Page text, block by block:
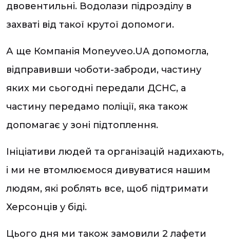
двовентильні. Водолази підрозділу в
захваті від такої крутої допомоги.
А ще Компанія Moneyveo.UA допомогла,
відправивши чоботи-заброди, частину
яких ми сьогодні передали ДСНС, а
частину передамо поліції, яка також
допомагає у зоні підтоплення.
Ініціативи людей та організацій надихають,
і ми не втомлюємося дивуватися нашим
людям, які роблять все, щоб підтримати
Херсонців у біді.
Цього дня ми також замовили 2 лафети